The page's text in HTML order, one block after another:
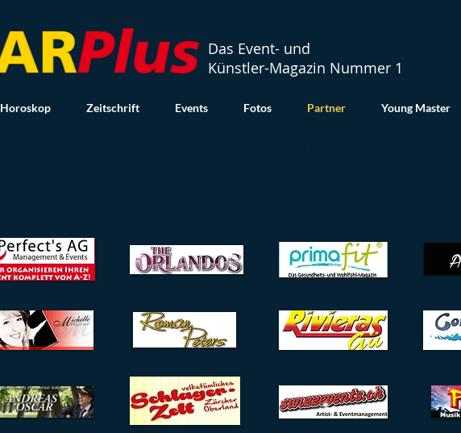
Das Event- und
Künstler-Magazin Nummer 1
Horoskop Zeitschrift Events Fotos Partner Young Master